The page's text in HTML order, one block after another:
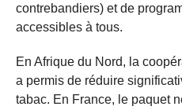
contrebandiers) et de
accessibles à tous.
En Afrique du Nord, la
a permis de réduire
tabac. En France, le paquet